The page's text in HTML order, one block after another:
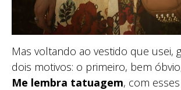
Mas voltando ao vestido que usei,
dois motivos: o primeiro, bem
Me lembra tatuagem, com